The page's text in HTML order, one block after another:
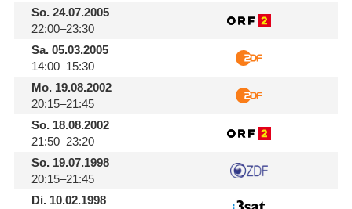
So.24.07.2005
22:00–23:30
Sa.05.03.2005
14:00–15:30
Mo.19.08.2002
20:15–21:45
So.18.08.2002
21:50–23:20
So.19.07.1998
20:15–21:45
Di.10.02.1998